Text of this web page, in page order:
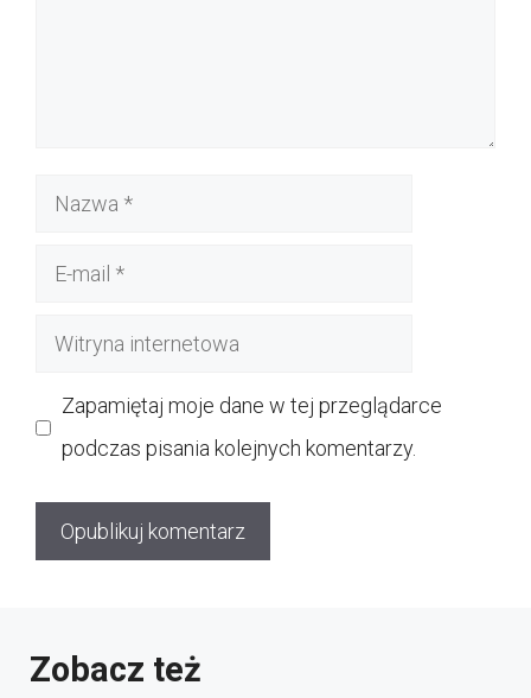
Nazwa
Witryna
Zapamiętaj moje dane w tej przeglądarce
podczas pisania kolejnych komentarzy.
Zobacz też